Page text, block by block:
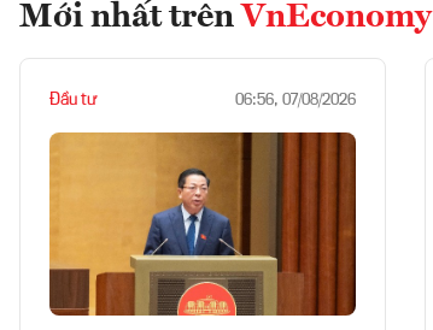
Mới nhất trên VnEconomy
Đầu tư 06:56, 07/08/2026